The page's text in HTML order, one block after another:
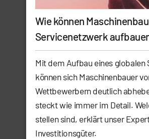
Wie können
Servicenetzwerk
Mit dem Aufbau eines
können sich Maschinenbauer
Wettbewerbern deutlich
steckt wie immer im Detail.
stellen sind, erklärt unser
Investitionsgüter.